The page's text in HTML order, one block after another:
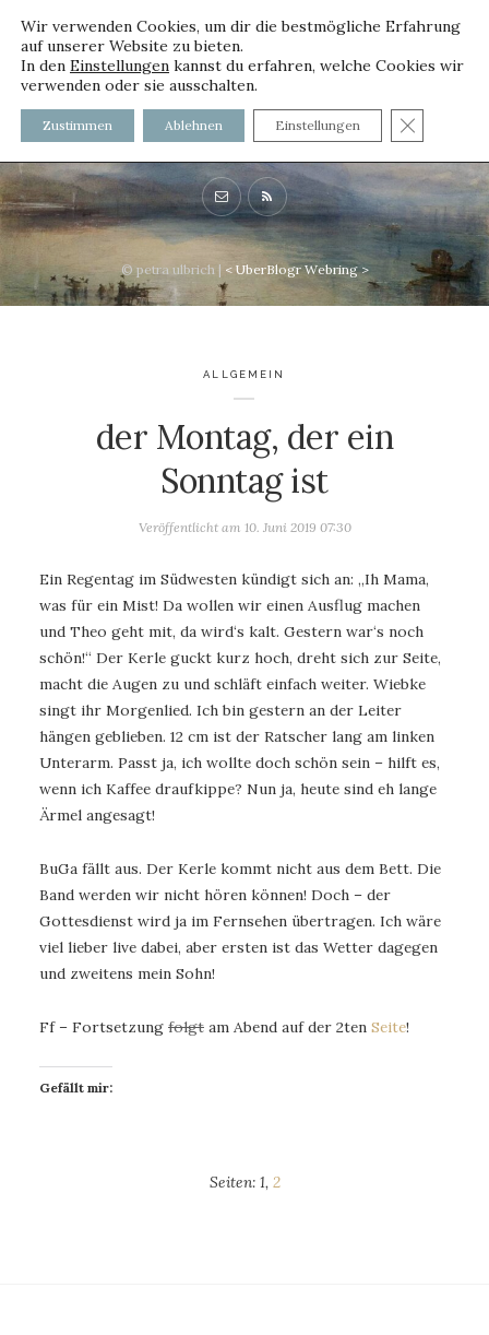
voller worte - mit und ohne
Innenfutter
© petra ulbrich | < UberBlogr Webring >
ALLGEMEIN
der Montag, der ein
Sonntag ist
Veröffentlicht am 10. Juni 2019 07:30
Ein Regentag im Südwesten kündigt sich an: „Ih Mama,
was für ein Mist! Da wollen wir einen Ausflug machen
und Theo geht mit, da wird‘s kalt. Gestern war‘s noch
schön!“ Der Kerle guckt kurz hoch, dreht sich zur Seite,
macht die Augen zu und schläft einfach weiter. Wiebke
singt ihr Morgenlied. Ich bin gestern an der Leiter
hängen geblieben. 12 cm ist der Ratscher lang am linken
Unterarm. Passt ja, ich wollte doch schön sein – hilft es,
wenn ich Kaffee draufkippe? Nun ja, heute sind eh lange
Ärmel angesagt!
BuGa fällt aus. Der Kerle kommt nicht aus dem Bett. Die
Band werden wir nicht hören können! Doch – der
Gottesdienst wird ja im Fernsehen übertragen. Ich wäre
viel lieber live dabei, aber ersten ist das Wetter dagegen
und zweitens mein Sohn!
Ff – Fortsetzung folgt am Abend auf der 2ten Seite!
Gefällt mir:
Seiten: 1, 2
Wir verwenden Cookies, um dir die bestmögliche Erfahrung
auf unserer Website zu bieten.
In den Einstellungen kannst du erfahren, welche Cookies wir
verwenden oder sie ausschalten.
Zustimmen Ablehnen Einstellungen GDPR